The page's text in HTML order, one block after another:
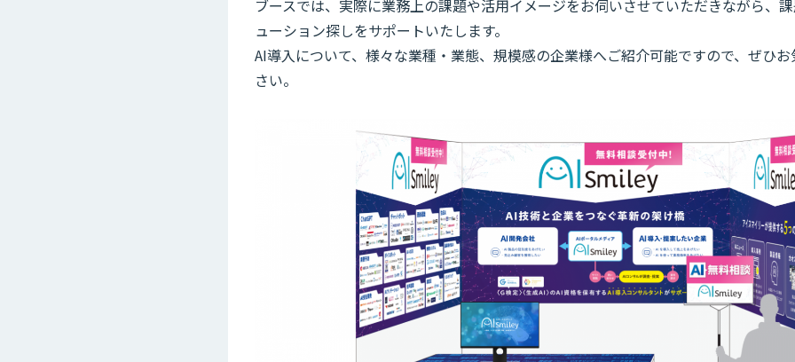
ブースでは、実際に業務上の課題や活用イメージをお伺いさせていただきながら、
ューション探しをサポートいたします。
AI導入について、様々な業種・業態、規模感の企業様へご紹介可能ですので、ぜひ
さい。